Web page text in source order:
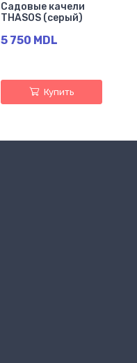
Садовые качели
THASOS (серый)
5 750 MDL
Купить